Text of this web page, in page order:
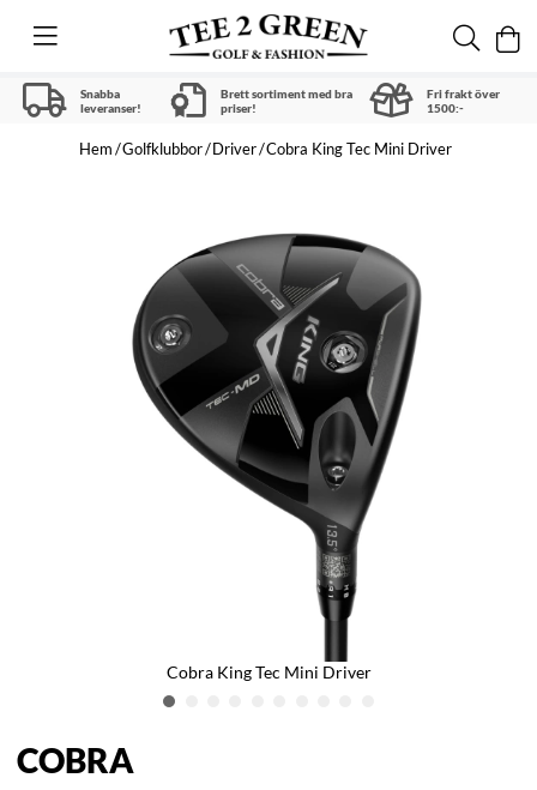
Snabba
leveranser!
Brett sortiment med bra
priser!
Fri frakt över
1500:-
Hem Golfklubbor Driver Cobra King Tec Mini Driver
Cobra King Tec Mini Driver
COBRA